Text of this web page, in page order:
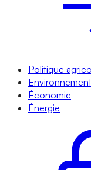
Politique
Environnement
Économie
Énergie